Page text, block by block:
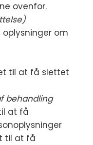
ovenfor.
om
til at få slettet
behandling
at få
til at få